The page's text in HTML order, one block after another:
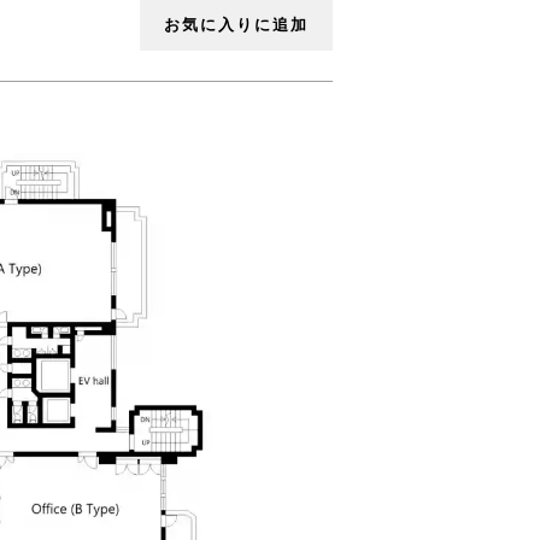
お気に入りに追加